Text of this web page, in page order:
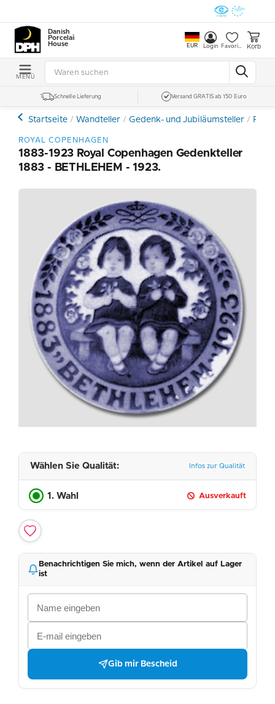
Danish
Porcelain
House
EUR Login Favoriten Korb
MENÜ
Schnelle Lieferung Versand GRATIS ab 150 Euro
Startseite Wandteller Gedenk- und Jubiläumsteller
ROYAL COPENHAGEN
1883-1923 Royal Copenhagen Gedenkteller
1883 - BETHLEHEM - 1923.
Wählen Sie Qualität: Infos zur Qualität
1. Wahl Ausverkauft
Benachrichtigen Sie mich, wenn der Artikel auf Lager
ist
Gib mir Bescheid